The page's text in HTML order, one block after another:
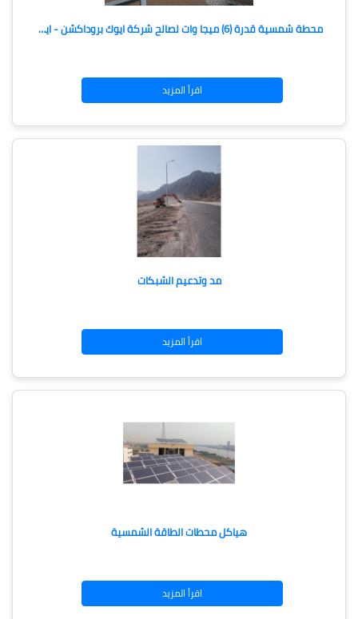
محطة شمسية قدرة (6) ميجا وات لصالح شركة ايوك بروداكشن - اينى الايطالية بأبو رديس البحر الاحمر
اقرأ المزيد
مد وتدعيم الشبكات
اقرأ المزيد
هياكل محطات الطاقة الشمسية
اقرأ المزيد